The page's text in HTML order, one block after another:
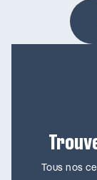
Tous nos